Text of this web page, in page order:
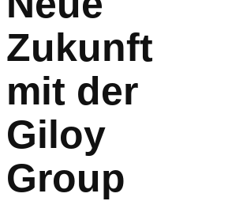
Zukunft
mit der
Giloy
Group